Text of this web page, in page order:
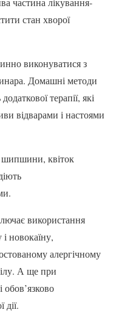
стан хворої
виконуватися з
Домашні методи
терапії, які
відварами і настоями
шипшини, квіток
використання
новокаїну,
алергічному
А ще при
обов’язково
дії.